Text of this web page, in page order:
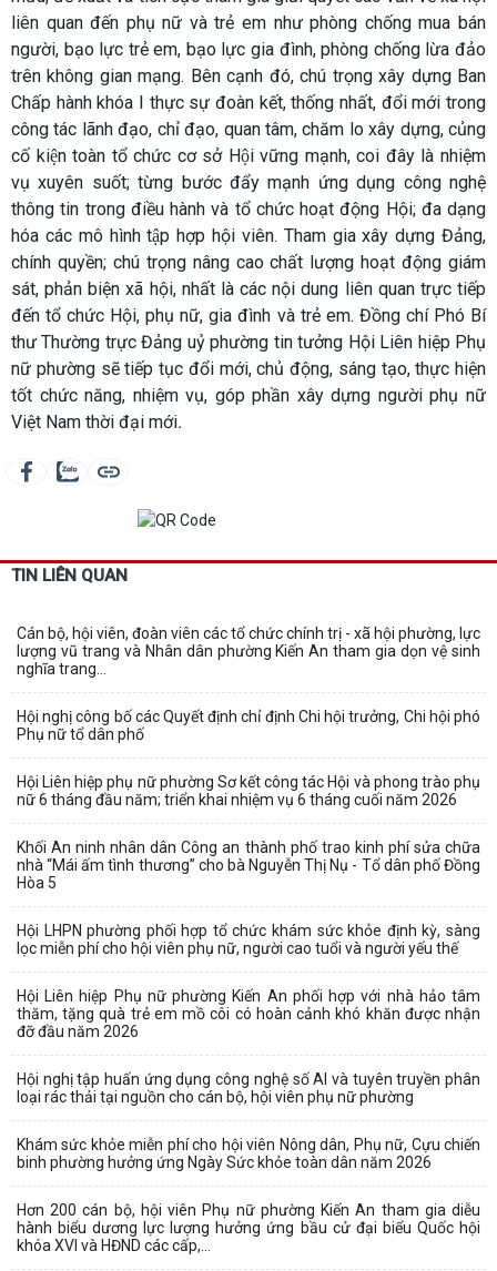
liên quan đến phụ nữ và trẻ em như phòng chống mua bán
người, bạo lực trẻ em, bạo lực gia đình, phòng chống lừa đảo
trên không gian mạng. Bên cạnh đó, chú trọng xây dựng Ban
Chấp hành khóa I thực sự đoàn kết, thống nhất, đổi mới trong
công tác lãnh đạo, chỉ đạo, quan tâm, chăm lo xây dựng, củng
cố kiện toàn tổ chức cơ sở Hội vững mạnh, coi đây là nhiệm
vụ xuyên suốt; từng bước đẩy mạnh ứng dụng công nghệ
thông tin trong điều hành và tổ chức hoạt động Hội; đa dạng
hóa các mô hình tập hợp hội viên. Tham gia xây dựng Đảng,
chính quyền; chú trọng nâng cao chất lượng hoạt động giám
sát, phản biện xã hội, nhất là các nội dung liên quan trực tiếp
đến tổ chức Hội, phụ nữ, gia đình và trẻ em. Đồng chí Phó Bí
thư Thường trực Đảng uỷ phường tin tưởng Hội Liên hiệp Phụ
nữ phường sẽ tiếp tục đổi mới, chủ động, sáng tạo, thực hiện
tốt chức năng, nhiệm vụ, góp phần xây dựng người phụ nữ
Việt Nam thời đại mới.
TIN LIÊN QUAN
Cán bộ, hội viên, đoàn viên các tổ chức chính trị - xã hội phường, lực
lượng vũ trang và Nhân dân phường Kiến An tham gia dọn vệ sinh
nghĩa trang...
Hội nghị công bố các Quyết định chỉ định Chi hội trưởng, Chi hội phó
Phụ nữ tổ dân phố
Hội Liên hiệp phụ nữ phường Sơ kết công tác Hội và phong trào phụ
nữ 6 tháng đầu năm; triển khai nhiệm vụ 6 tháng cuối năm 2026
Khối An ninh nhân dân Công an thành phố trao kinh phí sửa chữa
nhà “Mái ấm tình thương” cho bà Nguyễn Thị Nụ - Tổ dân phố Đồng
Hòa 5
Hội LHPN phường phối hợp tổ chức khám sức khỏe định kỳ, sàng
lọc miễn phí cho hội viên phụ nữ, người cao tuổi và người yếu thế
Hội Liên hiệp Phụ nữ phường Kiến An phối hợp với nhà hảo tâm
thăm, tặng quà trẻ em mồ côi có hoàn cảnh khó khăn được nhận
đỡ đầu năm 2026
Hội nghị tập huấn ứng dụng công nghệ số AI và tuyên truyền phân
loại rác thải tại nguồn cho cán bộ, hội viên phụ nữ phường
Khám sức khỏe miễn phí cho hội viên Nông dân, Phụ nữ, Cựu chiến
binh phường hưởng ứng Ngày Sức khỏe toàn dân năm 2026
Hơn 200 cán bộ, hội viên Phụ nữ phường Kiến An tham gia diễu
hành biểu dương lực lượng hưởng ứng bầu cử đại biểu Quốc hội
khóa XVI và HĐND các cấp,...